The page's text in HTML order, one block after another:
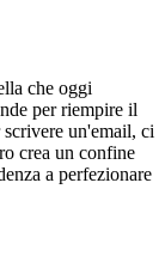
che oggi
per riempire il
un'email, ci
crea un confine
a perfezionare